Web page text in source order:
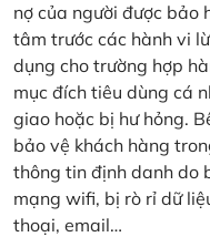
nợ của người được bảo
tâm trước các hành vi
dụng cho trường hợp
mục đích tiêu dùng cá
giao hoặc bị hư hỏng.
bảo vệ khách hàng
thông tin định danh do
mạng wifi, bị rò rỉ dữ
thoại, email…